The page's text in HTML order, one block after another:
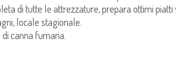
di tutte le attrezzature, prepara ottimi piatti
locale stagionale.
canna fumaria.